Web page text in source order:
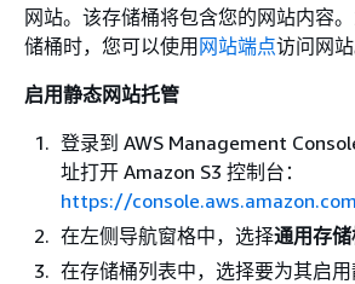
网站。该存储桶将包含您的网站内容
储桶时，您可以使用 网站端点访问网站
启用静态网站托管
登录到 AWS Management
址打开 Amazon S3 控制台：
https://
在左侧导航窗格中，选择通用存
在存储桶列表中，选择要为其启